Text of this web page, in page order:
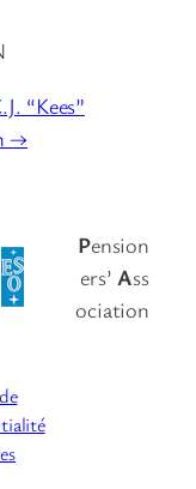
“Kees”
→
Pension
ers’ Ass
ociation